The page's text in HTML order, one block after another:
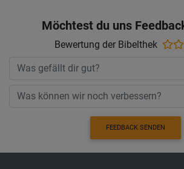
Möchtest du uns
Bewertung der Bibelthek
FEEDBACK SENDEN